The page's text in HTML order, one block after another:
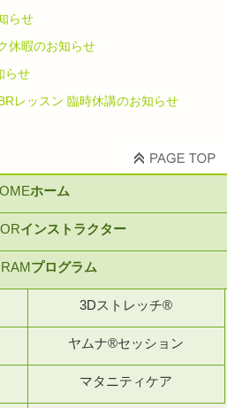
らせ
休暇のお知らせ
らせ
レッスン 臨時休講のお知らせ
ホーム
インストラクター
プログラム
3Dストレッチ®
ヤムナ®セッション
マタニティケア